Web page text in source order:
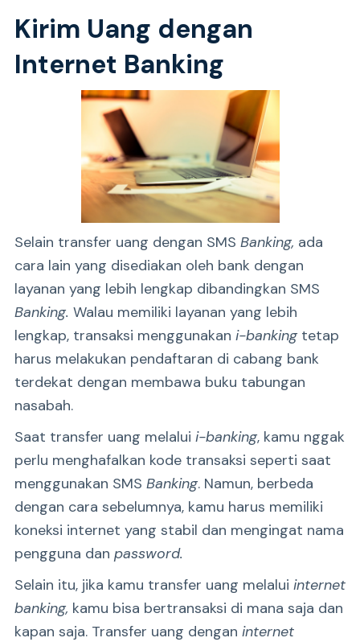
Kirim Uang dengan
Internet Banking
Selain transfer uang dengan SMS Banking, ada
cara lain yang disediakan oleh bank dengan
layanan yang lebih lengkap dibandingkan SMS
Banking. Walau memiliki layanan yang lebih
lengkap, transaksi menggunakan i-banking tetap
harus melakukan pendaftaran di cabang bank
terdekat dengan membawa buku tabungan
nasabah.
Saat transfer uang melalui i-banking, kamu nggak
perlu menghafalkan kode transaksi seperti saat
menggunakan SMS Banking. Namun, berbeda
dengan cara sebelumnya, kamu harus memiliki
koneksi internet yang stabil dan mengingat nama
pengguna dan password.
Selain itu, jika kamu transfer uang melalui internet
banking, kamu bisa bertransaksi di mana saja dan
kapan saja. Transfer uang dengan internet